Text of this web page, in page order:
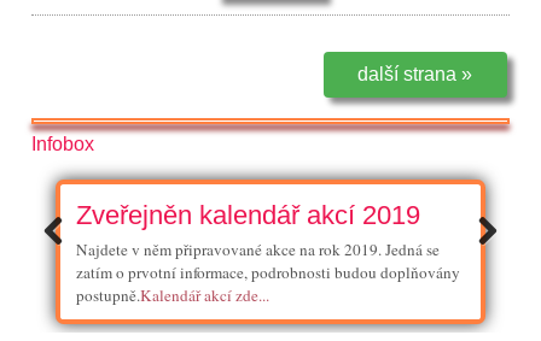
další strana »
Infobox
Zveřejněn kalendář akcí 2019
Najdete v něm připravované akce na rok 2019. Jedná se
zatím o prvotní informace, podrobnosti budou doplňovány
postupně.Kalendář akcí zde...